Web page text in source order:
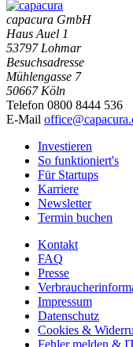
capacura GmbH
Haus Auel 1
53797 Lohmar
Besuchsadresse
Mühlengasse 7
50667 Köln
Telefon 0800 8444 536
E-Mail
Investieren
So funktioniert's
Für Startups
Karriere
Newsletter
Termin buchen
Kontakt
FAQ
Presse
Impressum
Datenschutz
Cookies &